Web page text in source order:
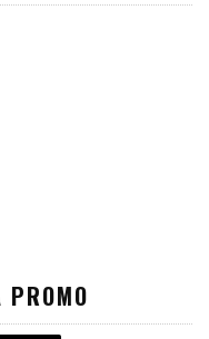
PROMO